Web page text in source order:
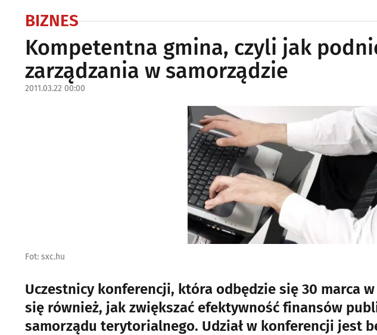
BIZNES
Kompetentna gmina, czyli jak
zarządzania w samorządzie
2011.03.22 00:00
Fot: sxc.hu
Uczestnicy konferencji, która odbędzie się 30 marca
się również, jak zwiększać efektywność finansów
samorządu terytorialnego. Udział w konferencji jest